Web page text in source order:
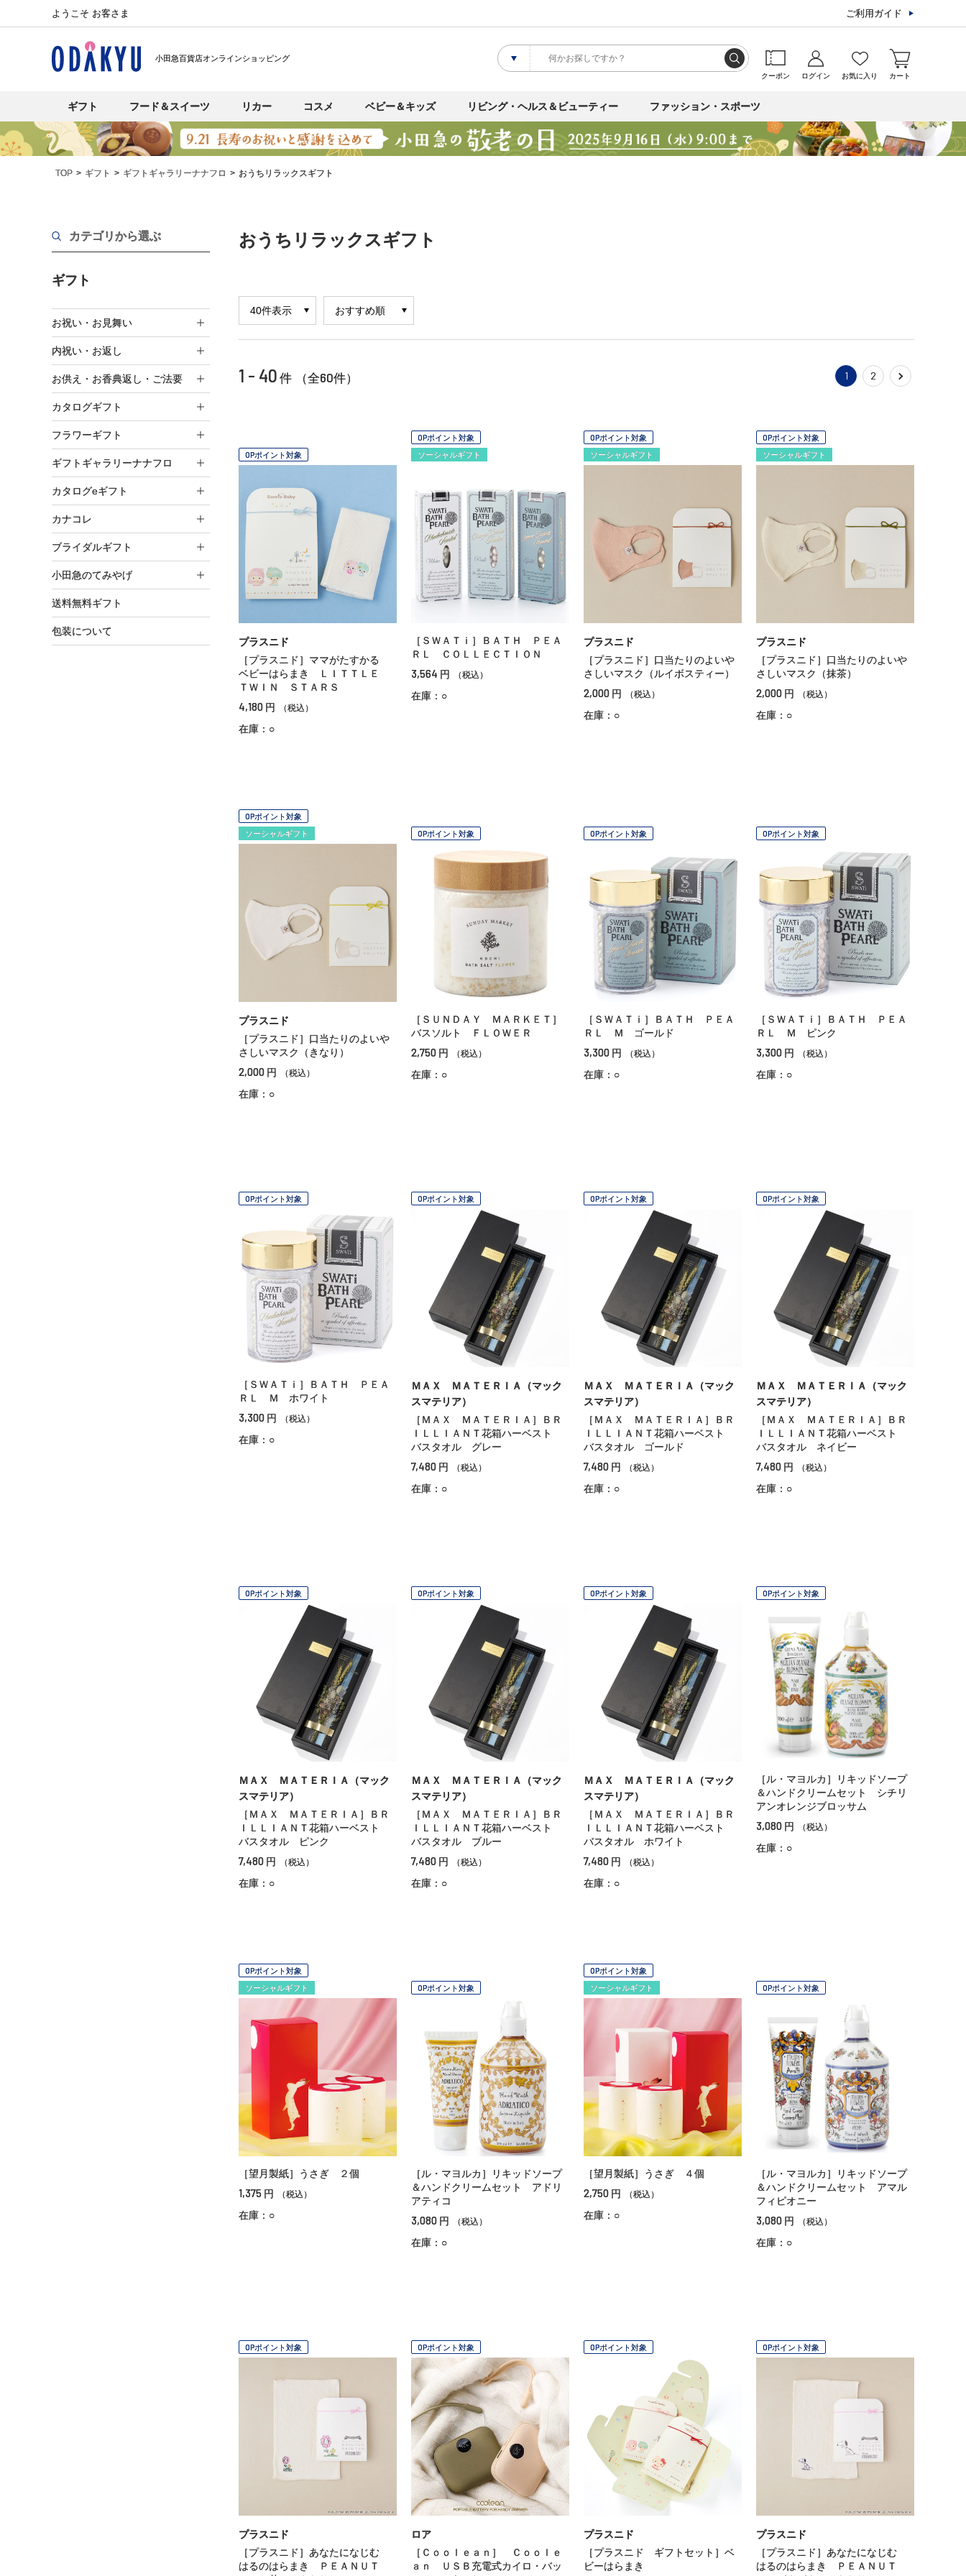
ようこそ お客さま ご利用ガイド
小田急百貨店オンラインショッピング
クーポン ログイン お気に入り カート
ギフト フード＆スイーツ リカー コスメ ベビー＆キッズ リビング・ヘルス＆ビューティー ファッション・スポーツ
TOP ギフト ギフトギャラリーナナフロ おうちリラックスギフト
カテゴリから選ぶ
ギフト
お祝い・お見舞い
内祝い・お返し
お供え・お香典返し・ご法要
カタログギフト
フラワーギフト
ギフトギャラリーナナフロ
カタログeギフト
カナコレ
ブライダルギフト
小田急のてみやげ
送料無料ギフト
包装について
おうちリラックスギフト
1 - 40 件 （全60件） 1 2
OPポイント対象
プラスニド
［プラスニド］ママがたすかる
ベビーはらまき ＬＩＴＴＬＥ
ＴＷＩＮ ＳＴＡＲＳ
4,180 円 （税込）
在庫：○
OPポイント対象
ソーシャルギフト
［ＳＷＡＴｉ］ＢＡＴＨ ＰＥＡ
ＲＬ ＣＯＬＬＥＣＴＩＯＮ
3,564 円 （税込）
在庫：○
OPポイント対象
ソーシャルギフト
プラスニド
［プラスニド］口当たりのよいや
さしいマスク（ルイボスティー）
2,000 円 （税込）
在庫：○
OPポイント対象
ソーシャルギフト
プラスニド
［プラスニド］口当たりのよいや
さしいマスク（抹茶）
2,000 円 （税込）
在庫：○
OPポイント対象
ソーシャルギフト
プラスニド
［プラスニド］口当たりのよいや
さしいマスク（きなり）
2,000 円 （税込）
在庫：○
OPポイント対象
［ＳＵＮＤＡＹ ＭＡＲＫＥＴ］
バスソルト ＦＬＯＷＥＲ
2,750 円 （税込）
在庫：○
OPポイント対象
［ＳＷＡＴｉ］ＢＡＴＨ ＰＥＡ
ＲＬ Ｍ ゴールド
3,300 円 （税込）
在庫：○
OPポイント対象
［ＳＷＡＴｉ］ＢＡＴＨ ＰＥＡ
ＲＬ Ｍ ピンク
3,300 円 （税込）
在庫：○
OPポイント対象
［ＳＷＡＴｉ］ＢＡＴＨ ＰＥＡ
ＲＬ Ｍ ホワイト
3,300 円 （税込）
在庫：○
OPポイント対象
ＭＡＸ ＭＡＴＥＲＩＡ（マック
スマテリア）
［ＭＡＸ ＭＡＴＥＲＩＡ］ＢＲ
ＩＬＬＩＡＮＴ花箱ハーベスト
バスタオル グレー
7,480 円 （税込）
在庫：○
OPポイント対象
ＭＡＸ ＭＡＴＥＲＩＡ（マック
スマテリア）
［ＭＡＸ ＭＡＴＥＲＩＡ］ＢＲ
ＩＬＬＩＡＮＴ花箱ハーベスト
バスタオル ゴールド
7,480 円 （税込）
在庫：○
OPポイント対象
ＭＡＸ ＭＡＴＥＲＩＡ（マック
スマテリア）
［ＭＡＸ ＭＡＴＥＲＩＡ］ＢＲ
ＩＬＬＩＡＮＴ花箱ハーベスト
バスタオル ネイビー
7,480 円 （税込）
在庫：○
OPポイント対象
ＭＡＸ ＭＡＴＥＲＩＡ（マック
スマテリア）
［ＭＡＸ ＭＡＴＥＲＩＡ］ＢＲ
ＩＬＬＩＡＮＴ花箱ハーベスト
バスタオル ピンク
7,480 円 （税込）
在庫：○
OPポイント対象
ＭＡＸ ＭＡＴＥＲＩＡ（マック
スマテリア）
［ＭＡＸ ＭＡＴＥＲＩＡ］ＢＲ
ＩＬＬＩＡＮＴ花箱ハーベスト
バスタオル ブルー
7,480 円 （税込）
在庫：○
OPポイント対象
ＭＡＸ ＭＡＴＥＲＩＡ（マック
スマテリア）
［ＭＡＸ ＭＡＴＥＲＩＡ］ＢＲ
ＩＬＬＩＡＮＴ花箱ハーベスト
バスタオル ホワイト
7,480 円 （税込）
在庫：○
OPポイント対象
［ル・マヨルカ］リキッドソープ
＆ハンドクリームセット シチリ
アンオレンジブロッサム
3,080 円 （税込）
在庫：○
OPポイント対象
ソーシャルギフト
［望月製紙］うさぎ ２個
1,375 円 （税込）
在庫：○
OPポイント対象
［ル・マヨルカ］リキッドソープ
＆ハンドクリームセット アドリ
アティコ
3,080 円 （税込）
在庫：○
OPポイント対象
ソーシャルギフト
［望月製紙］うさぎ ４個
2,750 円 （税込）
在庫：○
OPポイント対象
［ル・マヨルカ］リキッドソープ
＆ハンドクリームセット アマル
フィピオニー
3,080 円 （税込）
在庫：○
OPポイント対象
プラスニド
［プラスニド］あなたになじむ
はるのはらまき ＰＥＡＮＵＴ
OPポイント対象
ロア
［Ｃｏｏｌｅａｎ］ Ｃｏｏｌｅ
ａｎ ＵＳＢ充電式カイロ・バッ
OPポイント対象
プラスニド
［プラスニド ギフトセット］ベ
ビーはらまき
OPポイント対象
プラスニド
［プラスニド］あなたになじむ
はるのはらまき ＰＥＡＮＵＴ